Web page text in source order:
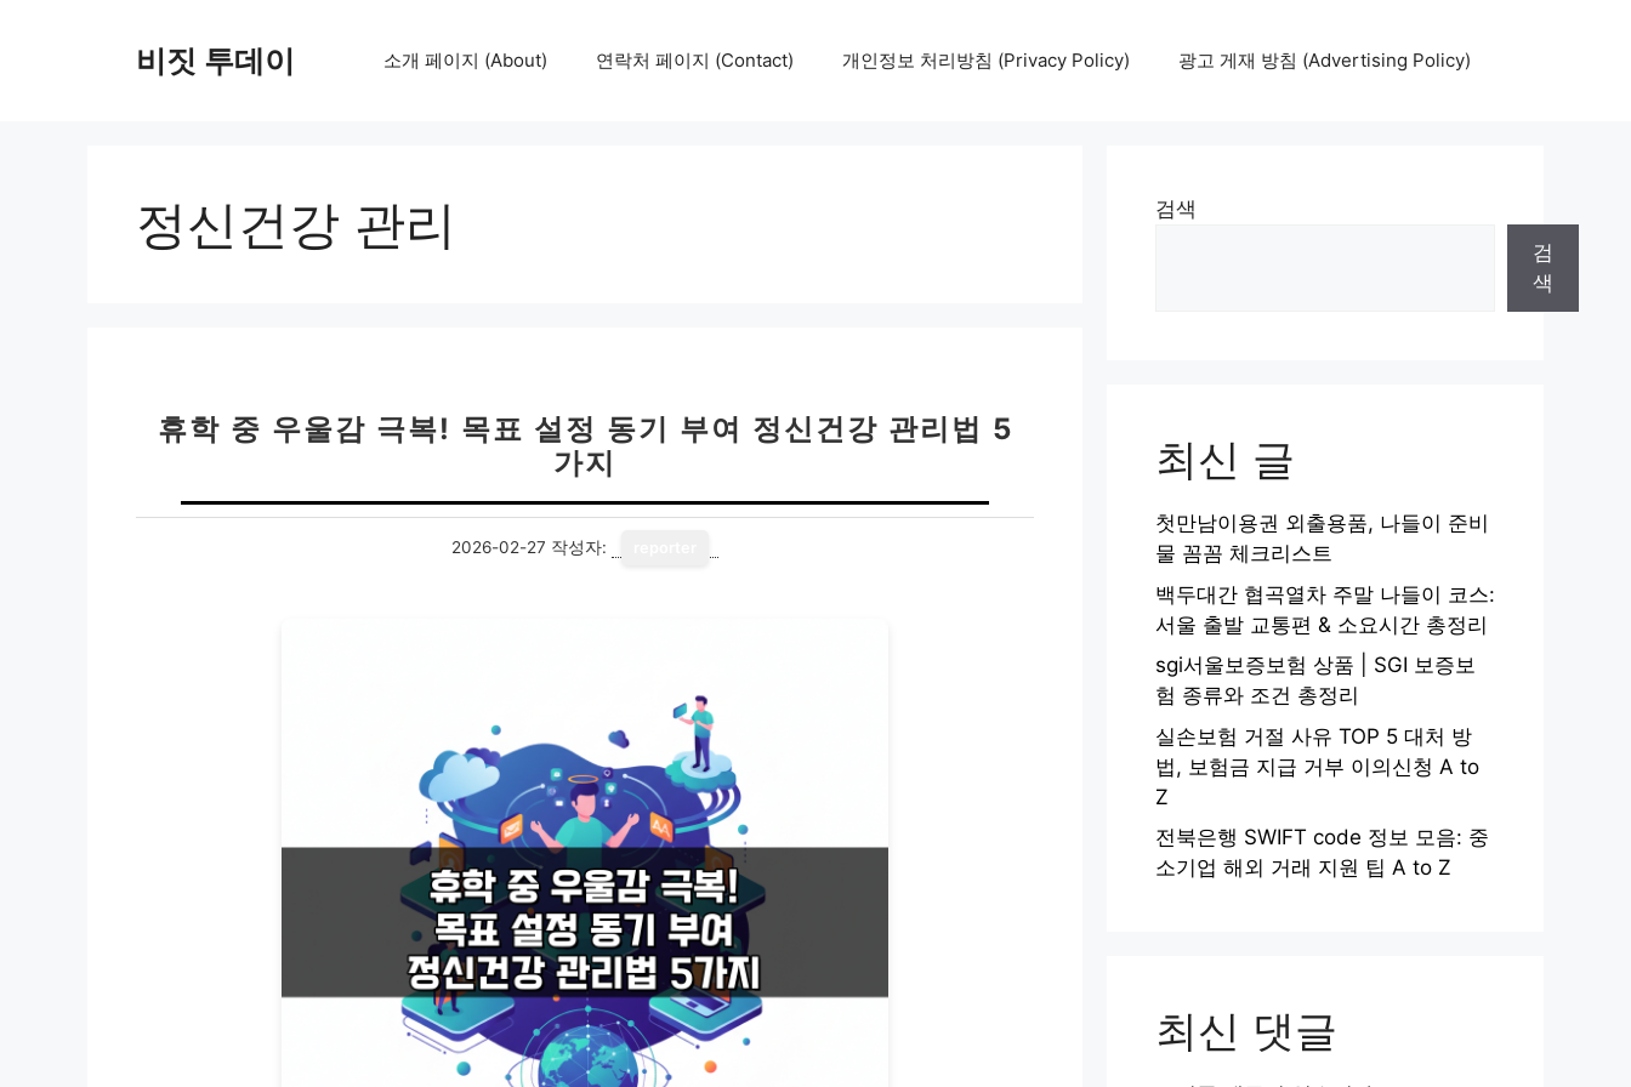
비짓 투데이 소개 페이지 (About) 연락처 페이지 (Contact) 개인정보 처리방침 (Privacy Policy) 광고 게재 방침 (Advertising Policy)
정신건강 관리
휴학 중 우울감 극복! 목표 설정 동기 부여 정신건강 관리법 5
가지
2026-02-27 작성자:
검색
검
색
최신 글
첫만남이용권 외출용품, 나들이 준비
물 꼼꼼 체크리스트
백두대간 협곡열차 주말 나들이 코스:
서울 출발 교통편 & 소요시간 총정리
sgi서울보증보험 상품 | SGI 보증보
험 종류와 조건 총정리
실손보험 거절 사유 TOP 5 대처 방
법, 보험금 지급 거부 이의신청 A to
Z
전북은행 SWIFT code 정보 모음: 중
소기업 해외 거래 지원 팁 A to Z
최신 댓글